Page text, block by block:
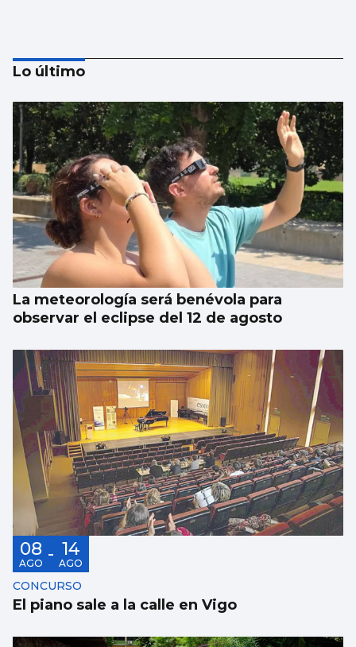
Luis Del Val
Las mafias trabajan gratis
Lo último
La meteorología será benévola para
observar el eclipse del 12 de agosto
08
AGO - 14
AGO
CONCURSO
El piano sale a la calle en Vigo